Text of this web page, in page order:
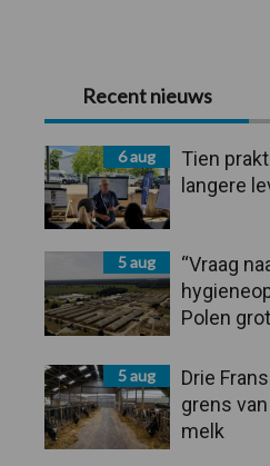
Primaire
Sidebar
Recent nieuws
6 aug
Tien
langere
5 aug
“Vraag
Polen
5 aug
Drie
grens
melk